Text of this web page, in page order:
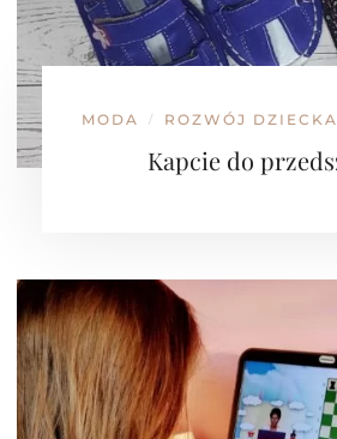
MODA / ROZWÓJ DZIECKA
Kapcie do